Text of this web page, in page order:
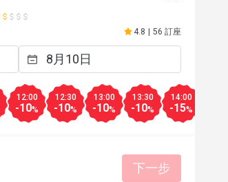
4.8 | 56 訂座
12:00
-10%
12:30
-10%
13:00
-10%
13:30
-10%
14:00
-15%
下一步